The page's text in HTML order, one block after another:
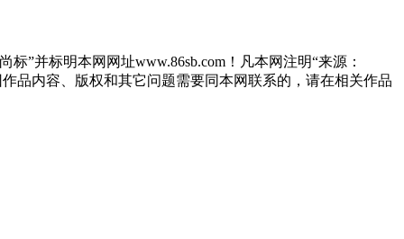
”并标明本网网址www.86sb.com！凡本网注明“来源：
品内容、版权和其它问题需要同本网联系的，请在相关作品